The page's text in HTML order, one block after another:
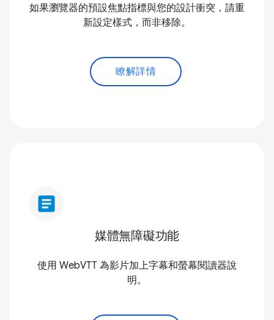
如果瀏覽器的預設焦點指標與您的設計衝突，請重
新設定樣式，而非移除。
瞭解詳情
article
媒體無障礙功能
使用 WebVTT 為影片加上字幕和螢幕閱讀器說
明。